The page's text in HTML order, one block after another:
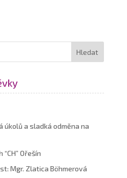
úkolů a sladká odměna na
Ořešín
Mgr. Zlatica Böhmerová